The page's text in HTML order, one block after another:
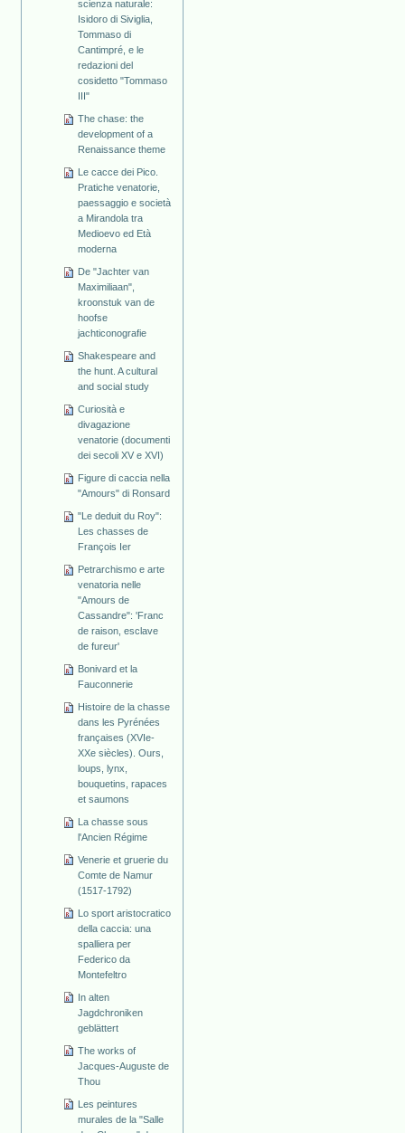
scienza naturale:
Isidoro di Siviglia,
Tommaso di
Cantimpré, e le
redazioni del
cosidetto "Tommaso
III"
The chase: the
development of a
Renaissance theme
Le cacce dei Pico.
Pratiche venatorie,
paessaggio e società
a Mirandola tra
Medioevo ed Età
moderna
De "Jachter van
Maximiliaan",
kroonstuk van de
hoofse
jachticonografie
Shakespeare and
the hunt. A cultural
and social study
Curiosità e
divagazione
venatorie (documenti
dei secoli XV e XVI)
Figure di caccia nella
"Amours" di Ronsard
"Le deduit du Roy":
Les chasses de
François Ier
Petrarchismo e arte
venatoria nelle
"Amours de
Cassandre": 'Franc
de raison, esclave
de fureur'
Bonivard et la
Fauconnerie
Histoire de la chasse
dans les Pyrénées
françaises (XVIe-
XXe siècles). Ours,
loups, lynx,
bouquetins, rapaces
et saumons
La chasse sous
l'Ancien Régime
Venerie et gruerie du
Comte de Namur
(1517-1792)
Lo sport aristocratico
della caccia: una
spalliera per
Federico da
Montefeltro
In alten
Jagdchroniken
geblättert
The works of
Jacques-Auguste de
Thou
Les peintures
murales de la "Salle